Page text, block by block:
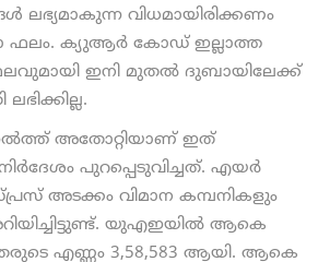
ലഭ്യമാകുന്ന വിധമായിരിക്കണം
ഫലം. ക്യുആര്‍ കോഡ് ഇല്ലാത്ത
ഇനി മുതല്‍ ദുബായിലേക്ക്
അതോറ്റിയാണ് ഇത്
പുറപ്പെടുവിച്ചത്. എയര്‍
അടക്കം വിമാന കമ്പനികളും
യുഎഇയില്‍ ആകെ
എണ്ണം 3,58,583 ആയി. ആകെ